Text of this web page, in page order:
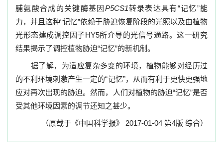
脯氨酸合成的关键酶基因 P5CS1转录表达具有“记忆”能
力，并且这种“记忆”依赖于胁迫恢复阶段的光照以及由植物
光形态建成调控因子HY5所介导的光信号通路。这一研究
结果揭示了调控植物胁迫“记忆”的新机制。
据了解，为适应复杂多变的环境，植物能够对经历过
的不利环境刺激产生一定的“记忆”，从而有利于更快更强地
应对再次出现的胁迫。然而，人们对植物的胁迫“记忆”是否
受其他环境因素的调节还知之甚少。
（原载于《中国科学报》 2017-01-04 第4版 综合）